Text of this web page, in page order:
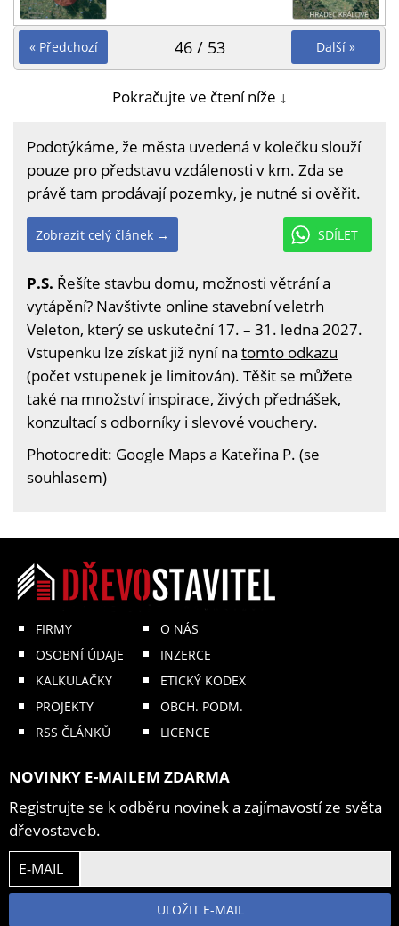
« Předchozí Další »
46 / 53
Pokračujte ve čtení níže ↓
Podotýkáme, že města uvedená v kolečku slouží
pouze pro představu vzdálenosti v km. Zda se
právě tam prodávají pozemky, je nutné si ověřit.
SDÍLET
Zobrazit celý článek →
P.S. Řešíte stavbu domu, možnosti větrání a
vytápění? Navštivte online stavební veletrh
Veleton, který se uskuteční 17. – 31. ledna 2027.
Vstupenku lze získat již nyní na tomto odkazu
(počet vstupenek je limitován). Těšit se můžete
také na množství inspirace, živých přednášek,
konzultací s odborníky i slevové vouchery.
Photocredit: Google Maps a Kateřina P. (se
souhlasem)
FIRMY
OSOBNÍ ÚDAJE
KALKULAČKY
PROJEKTY
RSS ČLÁNKŮ
O NÁS
INZERCE
ETICKÝ KODEX
OBCH. PODM.
LICENCE
NOVINKY E-MAILEM ZDARMA
Registrujte se k odběru novinek a zajímavostí ze světa
dřevostaveb.
E-MAIL
ULOŽIT E-MAIL